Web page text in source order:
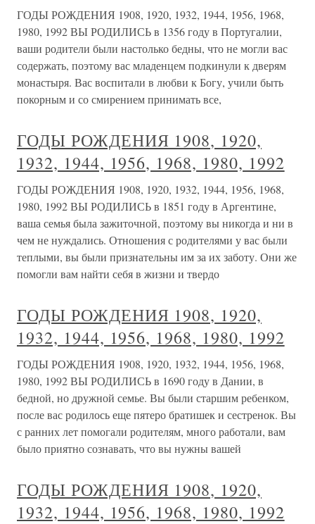
ГОДЫ РОЖДЕНИЯ 1908, 1920, 1932, 1944, 1956, 1968,
1980, 1992 ВЫ РОДИЛИСЬ в 1356 году в Португалии,
ваши родители были настолько бедны, что не могли вас
содержать, поэтому вас младенцем подкинули к дверям
монастыря. Вас воспитали в любви к Богу, учили быть
покорным и со смирением принимать все,
ГОДЫ РОЖДЕНИЯ 1908, 1920,
1932, 1944, 1956, 1968, 1980, 1992
ГОДЫ РОЖДЕНИЯ 1908, 1920, 1932, 1944, 1956, 1968,
1980, 1992 ВЫ РОДИЛИСЬ в 1851 году в Аргентине,
ваша семья была зажиточной, поэтому вы никогда и ни в
чем не нуждались. Отношения с родителями у вас были
теплыми, вы были признательны им за их заботу. Они же
помогли вам найти себя в жизни и твердо
ГОДЫ РОЖДЕНИЯ 1908, 1920,
1932, 1944, 1956, 1968, 1980, 1992
ГОДЫ РОЖДЕНИЯ 1908, 1920, 1932, 1944, 1956, 1968,
1980, 1992 ВЫ РОДИЛИСЬ в 1690 году в Дании, в
бедной, но дружной семье. Вы были старшим ребенком,
после вас родилось еще пятеро братишек и сестренок. Вы
с ранних лет помогали родителям, много работали, вам
было приятно сознавать, что вы нужны вашей
ГОДЫ РОЖДЕНИЯ 1908, 1920,
1932, 1944, 1956, 1968, 1980, 1992